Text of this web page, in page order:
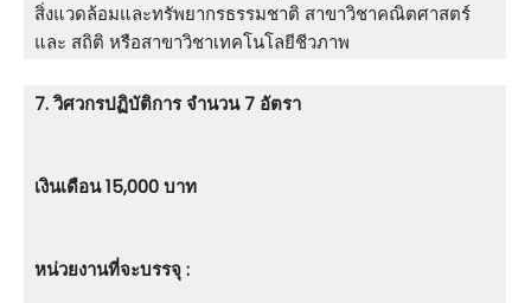
สิ่งแวดล้อมและทรัพยากรธรรมชาติ สาขาวิชาคณิตศาสตร์
และ สถิติ หรือสาขาวิชาเทคโนโลยีชีวภาพ
7. วิศวกรปฏิบัติการ จำนวน 7 อัตรา
เงินเดือน 15,000 บาท
หน่วยงานที่จะบรรจุ :